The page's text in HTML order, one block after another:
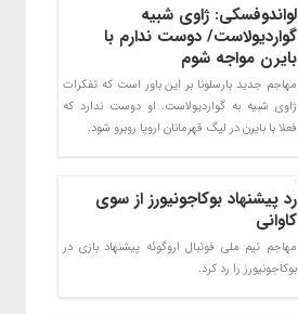
لواندوفسکی: ژاوی شبیه
گواردیولاست/ دوست ندارم با
بایرن مواجه شوم
مهاجم جدید بارسلونا بر این باور است که تفکرات
ژاوی شبیه به گواردیولاست. او دوست ندارد که
فعلا با بایرن در لیگ قهرمانان اروپا روبرو شود.
رد پیشنهاد بوکاجونیورز از سوی
کاوانی
مهاجم تیم ملی فوتبال اروگوئه پیشنهاد بازی در
بوکاجونیورز را رد کرد.